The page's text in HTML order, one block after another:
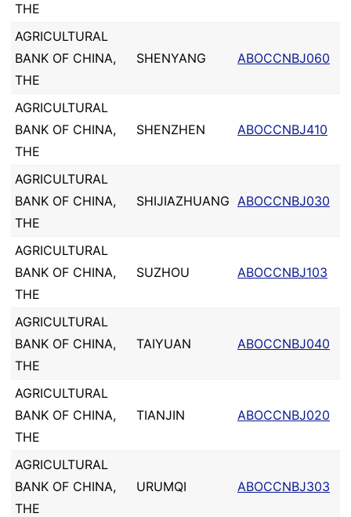
THE
AGRICULTURAL
BANK OF CHINA,
THE
SHENYANG ABOCCNBJ060
AGRICULTURAL
BANK OF CHINA,
THE
SHENZHEN ABOCCNBJ410
AGRICULTURAL
BANK OF CHINA,
THE
SHIJIAZHUANG ABOCCNBJ030
AGRICULTURAL
BANK OF CHINA,
THE
SUZHOU ABOCCNBJ103
AGRICULTURAL
BANK OF CHINA,
THE
TAIYUAN ABOCCNBJ040
AGRICULTURAL
BANK OF CHINA,
THE
TIANJIN ABOCCNBJ020
AGRICULTURAL
BANK OF CHINA,
THE
URUMQI ABOCCNBJ303